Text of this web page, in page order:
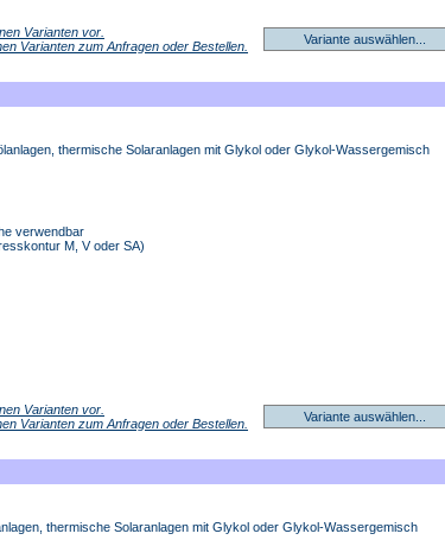
Varianten vor.
Varianten zum Anfragen oder Bestellen.
Variante auswählen...
thermische Solaranlagen mit Glykol oder Glykol-Wassergemisch
verwendbar
M, V oder SA)
Varianten vor.
Varianten zum Anfragen oder Bestellen.
Variante auswählen...
thermische Solaranlagen mit Glykol oder Glykol-Wassergemisch